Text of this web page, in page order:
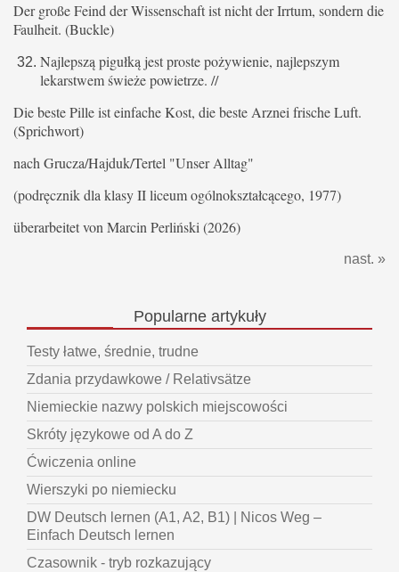
Der große Feind der Wissenschaft ist nicht der Irrtum, sondern die
Faulheit. (Buckle)
Najlepszą pigułką jest proste pożywienie, najlepszym
lekarstwem świeże powietrze. //
Die beste Pille ist einfache Kost, die beste Arznei frische Luft.
(Sprichwort)
nach Grucza/Hajduk/Tertel "Unser Alltag"
(podręcznik dla klasy II liceum ogólnokształcącego, 1977)
überarbeitet von Marcin Perliński (2026)
nast. »
Popularneartykuły
Testy łatwe, średnie, trudne
Zdania przydawkowe / Relativsätze
Niemieckie nazwy polskich miejscowości
Skróty językowe od A do Z
Ćwiczenia online
Wierszyki po niemiecku
DW Deutsch lernen (A1, A2, B1) | Nicos Weg –
Einfach Deutsch lernen
Czasownik - tryb rozkazujący